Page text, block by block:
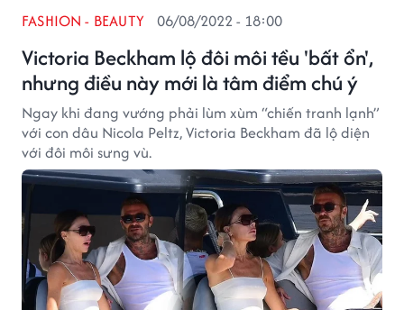
Victoria Beckham lộ đôi môi tều 'bất ổn',
nhưng điều này mới là tâm điểm chú ý
FASHION - BEAUTY 06/08/2022 - 18:00
Ngay khi đang vướng phải lùm xùm “chiến tranh lạnh”
với con dâu Nicola Peltz, Victoria Beckham đã lộ diện
với đôi môi sưng vù.